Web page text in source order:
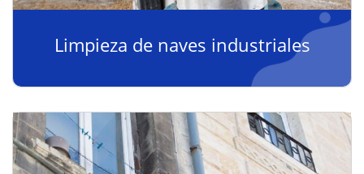
Limpieza de naves industriales